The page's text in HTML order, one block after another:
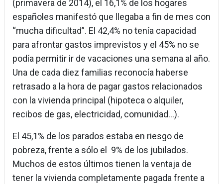
(primavera de 2014), el 16,1% de los hogares
españoles manifestó que llegaba a fin de mes con
“mucha dificultad”. El 42,4% no tenía capacidad
para afrontar gastos imprevistos y el 45% no se
podía permitir ir de vacaciones una semana al año.
Una de cada diez familias reconocía haberse
retrasado a la hora de pagar gastos relacionados
con la vivienda principal (hipoteca o alquiler,
recibos de gas, electricidad, comunidad…).
El 45,1% de los parados estaba en riesgo de
pobreza, frente a sólo el 9% de los jubilados.
Muchos de estos últimos tienen la ventaja de
tener la vivienda completamente pagada frente a